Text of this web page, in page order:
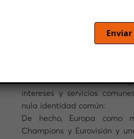
la Unión Europea: que
intereses y servicios
nula identidad común:
De hecho, Europa como
Champions y Eurovisión y
Enviar